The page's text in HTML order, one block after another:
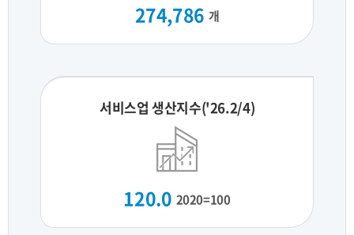
274,786 개
서비스업 생산지수('26.2/4)
120.0 2020=100